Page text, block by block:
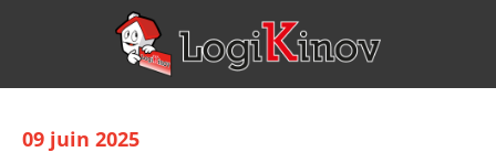
09 juin 2025